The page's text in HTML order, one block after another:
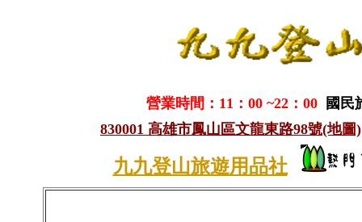
營業時間：11：00 ~22：00
國民
830001 高雄市鳳山區文龍東路98號(地圖)
九九登山旅遊用品社